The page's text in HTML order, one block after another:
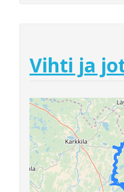
Vihti ja